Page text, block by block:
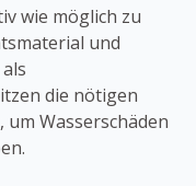
wie möglich zu
und
die nötigen
Wasserschäden